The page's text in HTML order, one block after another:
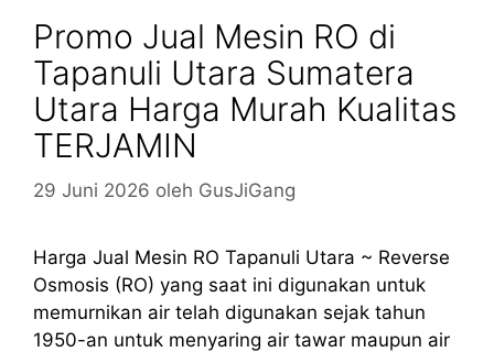
Promo Jual Mesin RO di
Tapanuli Utara Sumatera
Utara Harga Murah Kualitas
TERJAMIN
29 Juni 2026 oleh GusJiGang
Harga Jual Mesin RO Tapanuli Utara ~ Reverse
Osmosis (RO) yang saat ini digunakan untuk
memurnikan air telah digunakan sejak tahun
1950-an untuk menyaring air tawar maupun air